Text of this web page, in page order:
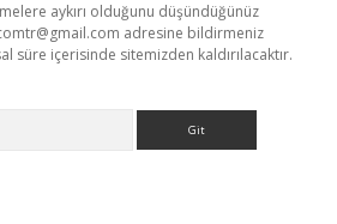
aykırı olduğunu düşündüğünüz
adresine bildirmeniz
süre içerisinde sitemizden kaldırılacaktır.